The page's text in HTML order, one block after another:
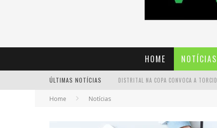
HOME NOTÍCIAS
ÚLTIMAS NOTÍCIAS
Home Notícias